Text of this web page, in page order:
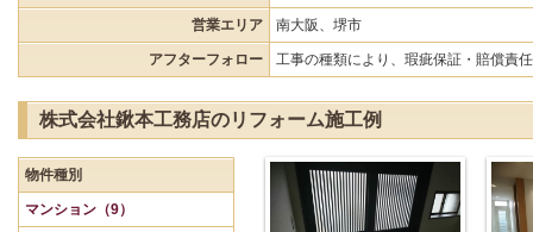
営業エリア 南大阪、堺市
アフターフォロー 工事の種類により、瑕疵保証・賠償責
株式会社鍬本工務店のリフォーム施工例
物件種別
マンション（9）